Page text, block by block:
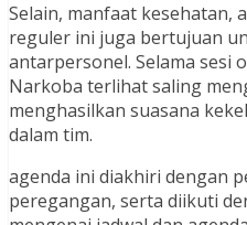
Selain, manfaat kesehatan,
reguler ini juga bertujuan
antarpersonel. Selama sesi
Narkoba terlihat saling
menghasilkan suasana
dalam tim.
agenda ini diakhiri dengan
peregangan, serta diikuti